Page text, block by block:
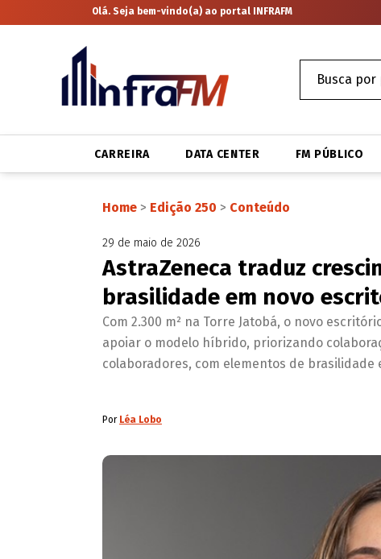
Olá. Seja bem-vindo(a) ao portal INFRAFM
CARREIRA DATA CENTER FM PÚBLICO
Home> Edição 250 > Conteúdo
29 de maio de 2026
AstraZeneca traduz
brasilidade em novo
Com 2.300 m² na Torre Jatobá, o novo
apoiar o modelo híbrido, priorizando
colaboradores, com elementos de brasilidade
Por Léa Lobo